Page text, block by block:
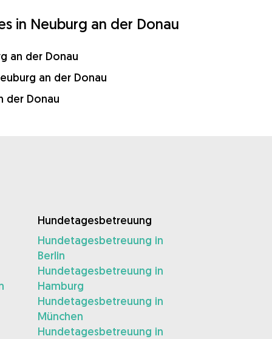
in Neuburg an der Donau
an der Donau
an der Donau
der Donau
Hundetagesbetreuung
Hundetagesbetreuung in
Berlin
Hundetagesbetreuung in
Hamburg
Hundetagesbetreuung in
München
Hundetagesbetreuung in